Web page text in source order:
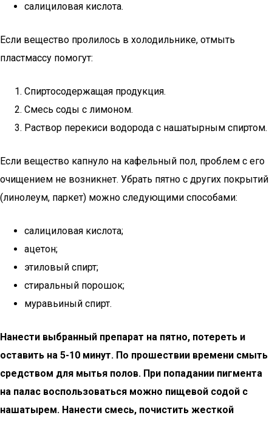
салициловая кислота.
Если вещество пролилось в холодильнике, отмыть
пластмассу помогут:
Спиртосодержащая продукция.
Смесь соды с лимоном.
Раствор перекиси водорода с нашатырным спиртом.
Если вещество капнуло на кафельный пол, проблем с его
очищением не возникнет. Убрать пятно с других покрытий
(линолеум, паркет) можно следующими способами:
салициловая кислота;
ацетон;
этиловый спирт;
стиральный порошок;
муравьиный спирт.
Нанести выбранный препарат на пятно, потереть и
оставить на 5-10 минут. По прошествии времени смыть
средством для мытья полов. При попадании пигмента
на палас воспользоваться можно пищевой содой с
нашатырем. Нанести смесь, почистить жесткой